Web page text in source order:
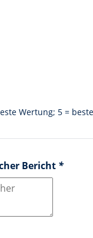
Wertung; 5 =
Bericht *